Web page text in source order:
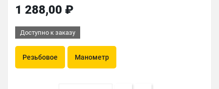
1 288,00 ₽
Доступно к заказу
Резьбовое Манометр